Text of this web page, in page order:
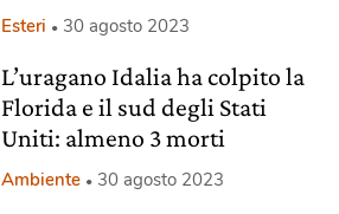
Esteri 30 agosto 2023
L’uragano Idalia ha colpito la
Florida e il sud degli Stati
Uniti: almeno 3 morti
Ambiente 30 agosto 2023